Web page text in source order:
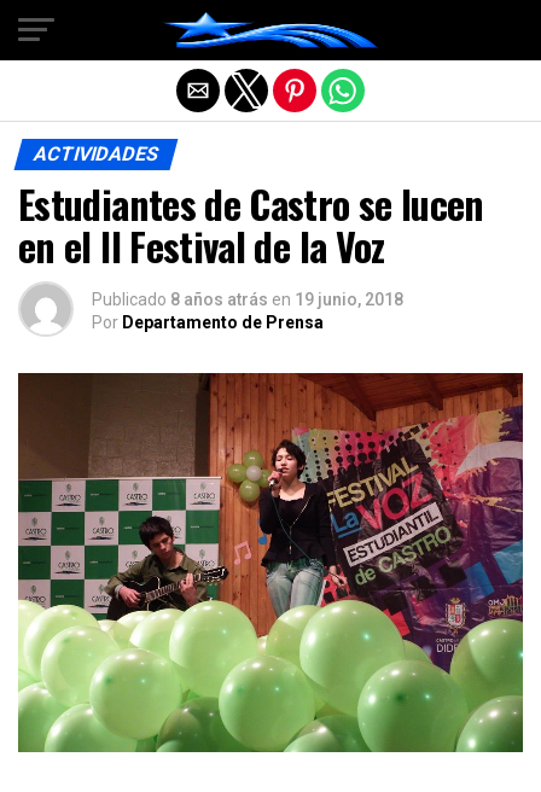
ACTIVIDADES
Estudiantes de Castro se lucen
en el II Festival de la Voz
Publicado 8 años atrás en 19 junio, 2018
Por Departamento de Prensa
Salir de la versión móvil